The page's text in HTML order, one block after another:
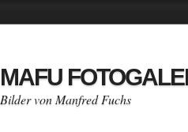
MAFU
Bilder von Manfred Fuchs